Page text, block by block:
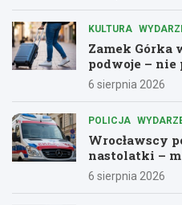
KULTURA
Zamek Górka
podwoje –
przygody!
6 sierpnia 2026
POLICJA
Wrocławscy
nastolatki –
6 sierpnia 2026